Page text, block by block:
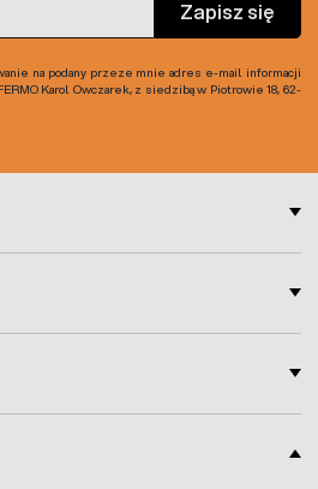
odporny na UV
Zapisz się
na podany przeze mnie adres e-mail informacji
Karol Owczarek, z siedzibą w Piotrowie 18, 62-